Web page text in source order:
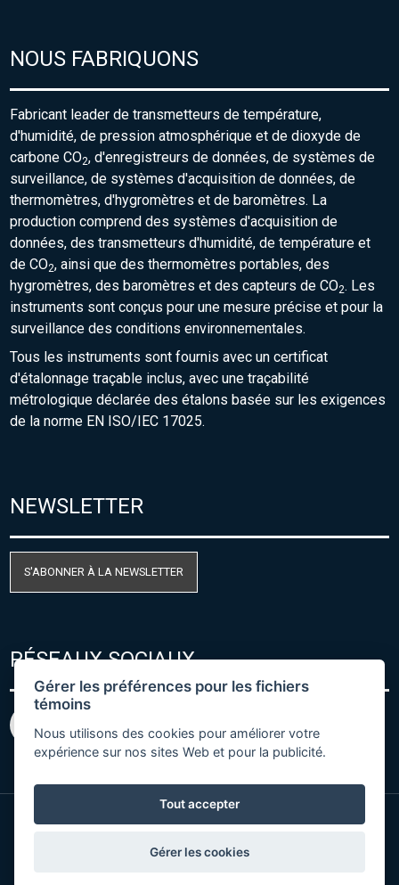
NOUS FABRIQUONS
Fabricant leader de transmetteurs de température,
d'humidité, de pression atmosphérique et de dioxyde de
carbone CO2, d'enregistreurs de données, de systèmes de
surveillance, de systèmes d'acquisition de données, de
thermomètres, d'hygromètres et de baromètres. La
production comprend des systèmes d'acquisition de
données, des transmetteurs d'humidité, de température et
de CO2, ainsi que des thermomètres portables, des
hygromètres, des baromètres et des capteurs de CO2. Les
instruments sont conçus pour une mesure précise et pour la
surveillance des conditions environnementales.
Tous les instruments sont fournis avec un certificat
d'étalonnage traçable inclus, avec une traçabilité
métrologique déclarée des étalons basée sur les exigences
de la norme EN ISO/IEC 17025.
NEWSLETTER
S'ABONNER À LA NEWSLETTER
RÉSEAUX SOCIAUX
by Spaneco
Gérer les préférences pour les fichiers
témoins
Nous utilisons des cookies pour améliorer votre
expérience sur nos sites Web et pour la publicité.
Tout accepter
Gérer les cookies